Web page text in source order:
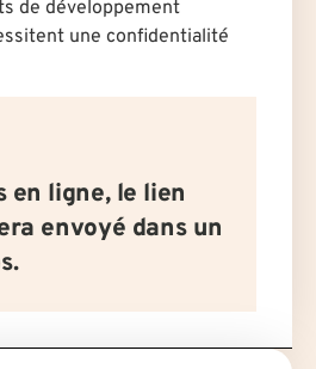
de développement
une confidentialité
en ligne, le lien
envoyé dans un